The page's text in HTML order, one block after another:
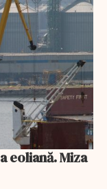
eoliană. Miza